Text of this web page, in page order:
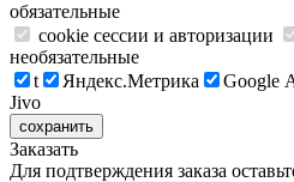
обязательные
cookie сессии и авторизации
необязательные
t
Яндекс.Метрика Google
Jivo
сохранить
Заказать
Для подтверждения заказа